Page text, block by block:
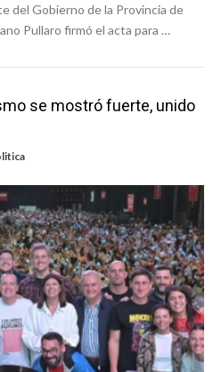
del Gobierno de la Provincia de
Pullaro firmó el acta para …
se mostró fuerte, unido